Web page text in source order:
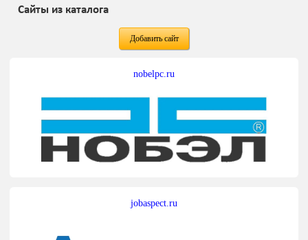
Сайты из каталога
Добавить сайт
nobelpc.ru
jobaspect.ru